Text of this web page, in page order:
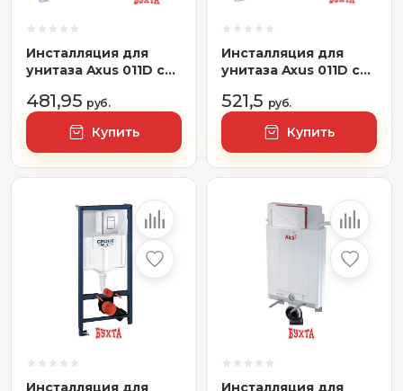
Инсталляция для
унитаза Axus 011D с
481,95 руб.
Купить
Инсталляция для
унитаза Axus 011D с
521,5 руб.
Купить
Инсталляция для
Инсталляция для